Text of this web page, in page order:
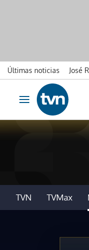
Últimas noticias José
Ir al contenido
Obrir navegació
TVN TVMax